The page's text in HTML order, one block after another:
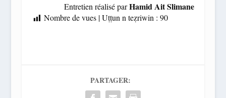
Entretien réalisé parHamid Ait Slimane
Nombre de vues | Uṭṭun n teẓriwin : 90
PARTAGER: